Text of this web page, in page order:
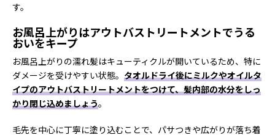
す。
お風呂上がりはアウトバストリートメントでうる
おいをキープ
お風呂上がりの濡れ髪はキューティクルが開いているため、特に
ダメージを受けやすい状態。 タオルドライ後にミルクやオイルタ
イプのアウトバストリートメントをつけて、髪内部の水分をしっ
かり閉じ込めましょう。
毛先を中心に丁寧に塗り込むことで、パサつきや広がりが落ち着